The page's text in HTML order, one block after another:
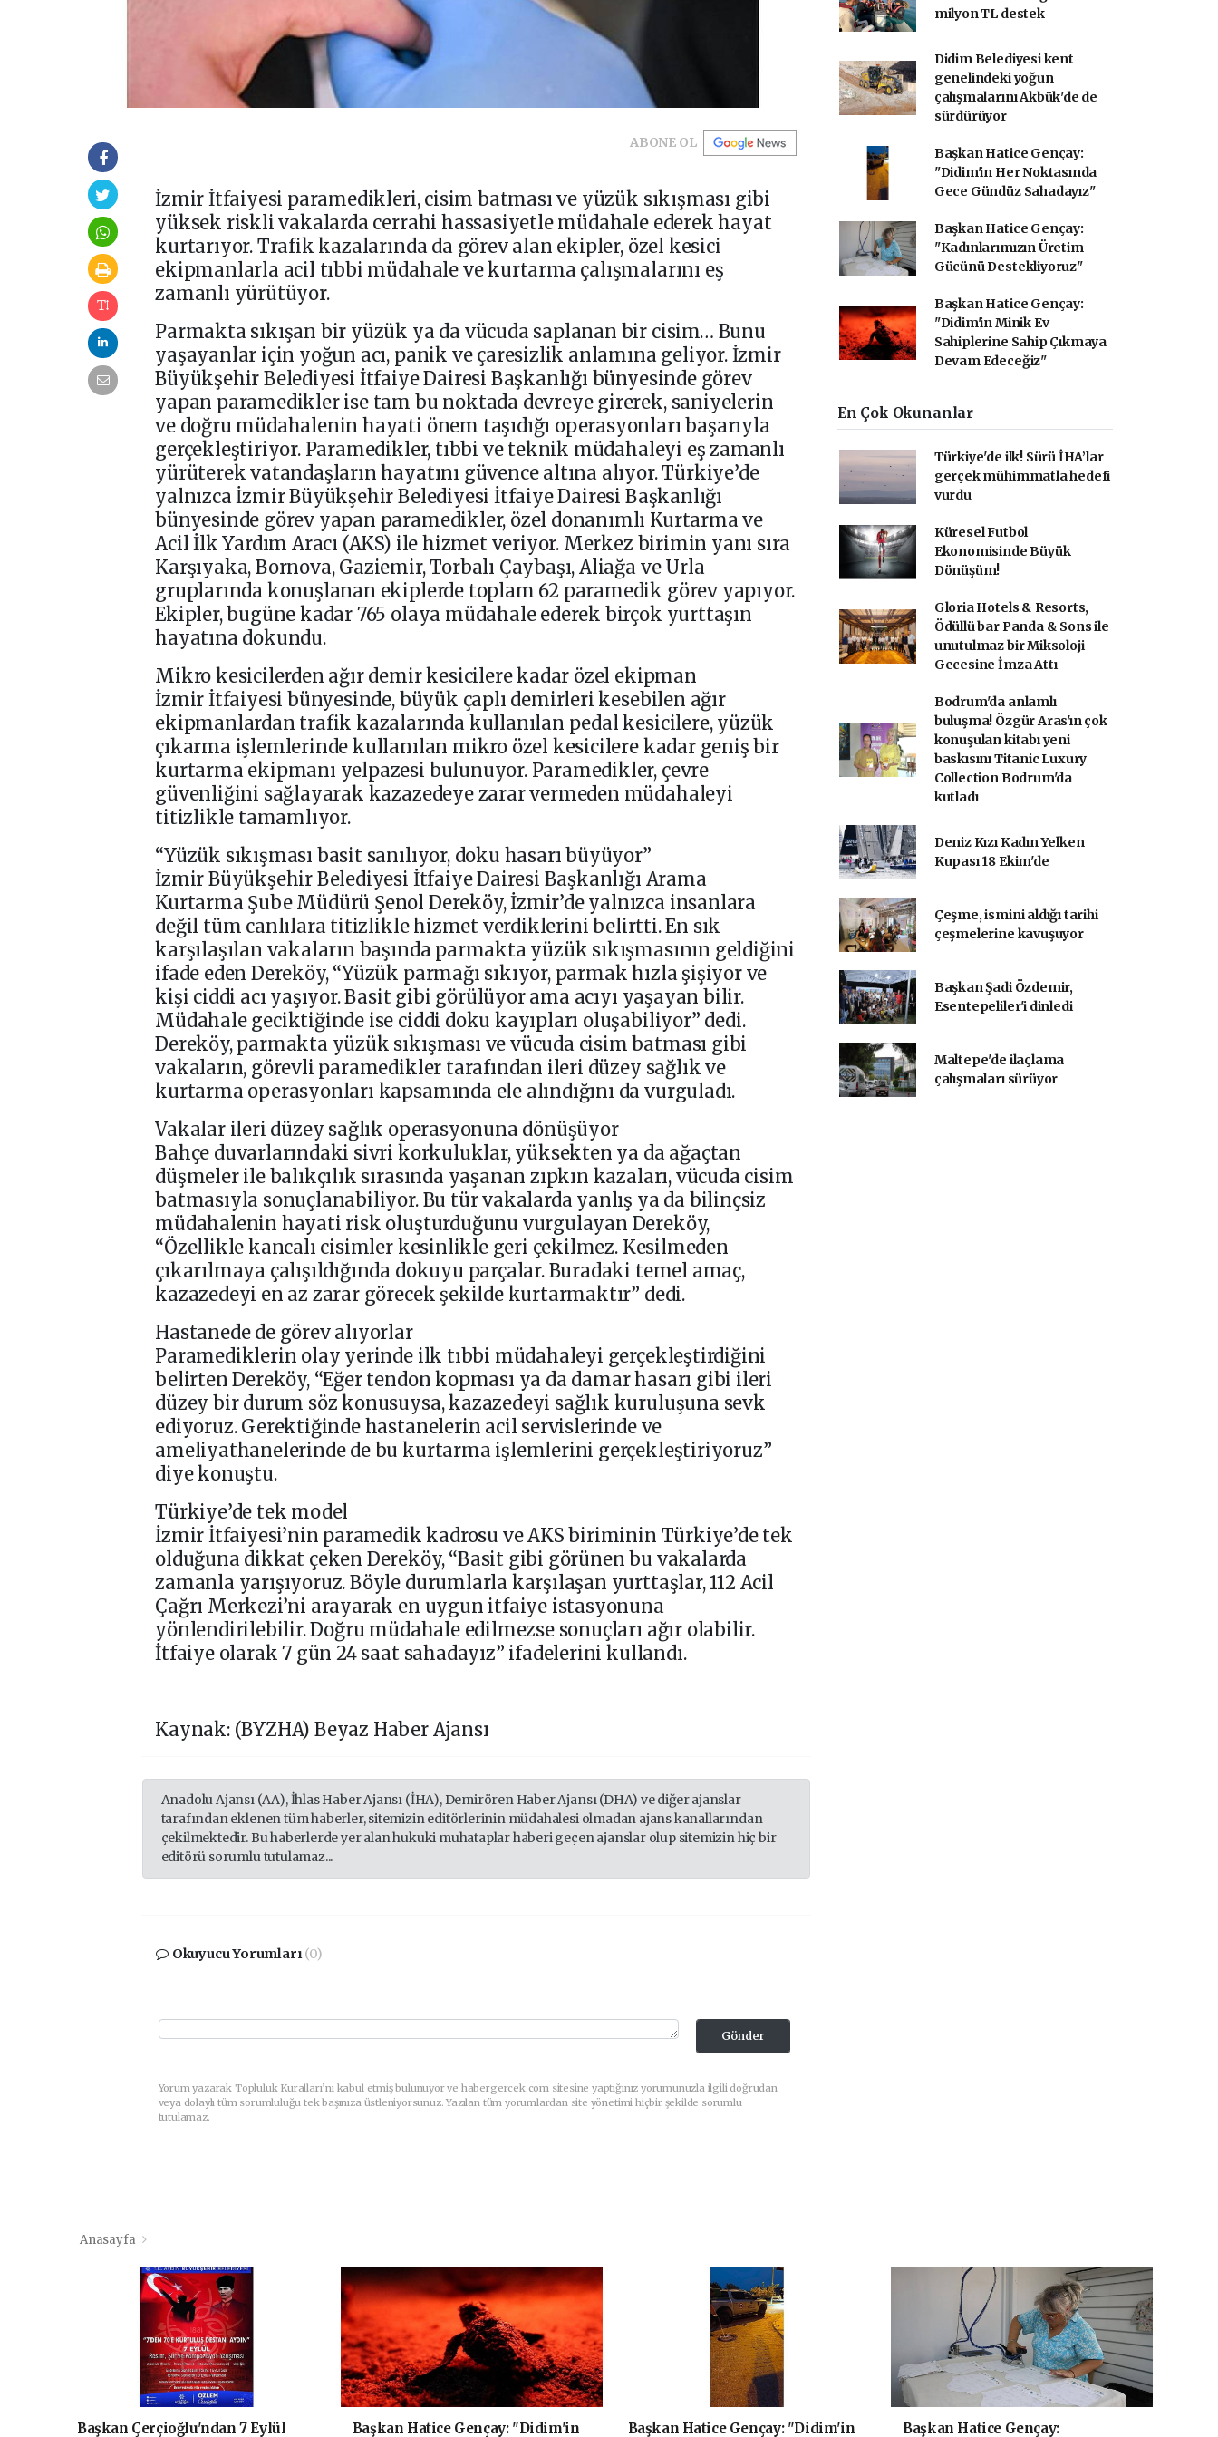
ABONE OL
İzmir İtfaiyesi paramedikleri, cisim batması ve yüzük sıkışması gibi
yüksek riskli vakalarda cerrahi hassasiyetle müdahale ederek hayat
kurtarıyor. Trafik kazalarında da görev alan ekipler, özel kesici
ekipmanlarla acil tıbbi müdahale ve kurtarma çalışmalarını eş
zamanlı yürütüyor.
Parmakta sıkışan bir yüzük ya da vücuda saplanan bir cisim… Bunu
yaşayanlar için yoğun acı, panik ve çaresizlik anlamına geliyor. İzmir
Büyükşehir Belediyesi İtfaiye Dairesi Başkanlığı bünyesinde görev
yapan paramedikler ise tam bu noktada devreye girerek, saniyelerin
ve doğru müdahalenin hayati önem taşıdığı operasyonları başarıyla
gerçekleştiriyor. Paramedikler, tıbbi ve teknik müdahaleyi eş zamanlı
yürüterek vatandaşların hayatını güvence altına alıyor. Türkiye’de
yalnızca İzmir Büyükşehir Belediyesi İtfaiye Dairesi Başkanlığı
bünyesinde görev yapan paramedikler, özel donanımlı Kurtarma ve
Acil İlk Yardım Aracı (AKS) ile hizmet veriyor. Merkez birimin yanı sıra
Karşıyaka, Bornova, Gaziemir, Torbalı Çaybaşı, Aliağa ve Urla
gruplarında konuşlanan ekiplerde toplam 62 paramedik görev yapıyor.
Ekipler, bugüne kadar 765 olaya müdahale ederek birçok yurttaşın
hayatına dokundu.
Mikro kesicilerden ağır demir kesicilere kadar özel ekipman
İzmir İtfaiyesi bünyesinde, büyük çaplı demirleri kesebilen ağır
ekipmanlardan trafik kazalarında kullanılan pedal kesicilere, yüzük
çıkarma işlemlerinde kullanılan mikro özel kesicilere kadar geniş bir
kurtarma ekipmanı yelpazesi bulunuyor. Paramedikler, çevre
güvenliğini sağlayarak kazazedeye zarar vermeden müdahaleyi
titizlikle tamamlıyor.
“Yüzük sıkışması basit sanılıyor, doku hasarı büyüyor”
İzmir Büyükşehir Belediyesi İtfaiye Dairesi Başkanlığı Arama
Kurtarma Şube Müdürü Şenol Dereköy, İzmir’de yalnızca insanlara
değil tüm canlılara titizlikle hizmet verdiklerini belirtti. En sık
karşılaşılan vakaların başında parmakta yüzük sıkışmasının geldiğini
ifade eden Dereköy, “Yüzük parmağı sıkıyor, parmak hızla şişiyor ve
kişi ciddi acı yaşıyor. Basit gibi görülüyor ama acıyı yaşayan bilir.
Müdahale geciktiğinde ise ciddi doku kayıpları oluşabiliyor” dedi.
Dereköy, parmakta yüzük sıkışması ve vücuda cisim batması gibi
vakaların, görevli paramedikler tarafından ileri düzey sağlık ve
kurtarma operasyonları kapsamında ele alındığını da vurguladı.
Vakalar ileri düzey sağlık operasyonuna dönüşüyor
Bahçe duvarlarındaki sivri korkuluklar, yüksekten ya da ağaçtan
düşmeler ile balıkçılık sırasında yaşanan zıpkın kazaları, vücuda cisim
batmasıyla sonuçlanabiliyor. Bu tür vakalarda yanlış ya da bilinçsiz
müdahalenin hayati risk oluşturduğunu vurgulayan Dereköy,
“Özellikle kancalı cisimler kesinlikle geri çekilmez. Kesilmeden
çıkarılmaya çalışıldığında dokuyu parçalar. Buradaki temel amaç,
kazazedeyi en az zarar görecek şekilde kurtarmaktır” dedi.
Hastanede de görev alıyorlar
Paramediklerin olay yerinde ilk tıbbi müdahaleyi gerçekleştirdiğini
belirten Dereköy, “Eğer tendon kopması ya da damar hasarı gibi ileri
düzey bir durum söz konusuysa, kazazedeyi sağlık kuruluşuna sevk
ediyoruz. Gerektiğinde hastanelerin acil servislerinde ve
ameliyathanelerinde de bu kurtarma işlemlerini gerçekleştiriyoruz”
diye konuştu.
Türkiye’de tek model
İzmir İtfaiyesi’nin paramedik kadrosu ve AKS biriminin Türkiye’de tek
olduğuna dikkat çeken Dereköy, “Basit gibi görünen bu vakalarda
zamanla yarışıyoruz. Böyle durumlarla karşılaşan yurttaşlar, 112 Acil
Çağrı Merkezi’ni arayarak en uygun itfaiye istasyonuna
yönlendirilebilir. Doğru müdahale edilmezse sonuçları ağır olabilir.
İtfaiye olarak 7 gün 24 saat sahadayız” ifadelerini kullandı.
Kaynak: (BYZHA) Beyaz Haber Ajansı
Anadolu Ajansı (AA), İhlas Haber Ajansı (İHA), Demirören Haber Ajansı (DHA) ve diğer ajanslar
tarafından eklenen tüm haberler, sitemizin editörlerinin müdahalesi olmadan ajans kanallarından
çekilmektedir. Bu haberlerde yer alan hukuki muhataplar haberi geçen ajanslar olup sitemizin hiç bir
editörü sorumlu tutulamaz...
Okuyucu Yorumları(0)
Gönder
Yorum yazarak Topluluk Kuralları’nı kabul etmiş bulunuyor ve habergercek.com sitesine yaptığınız yorumunuzla ilgili doğrudan
veya dolaylı tüm sorumluluğu tek başınıza üstleniyorsunuz. Yazılan tüm yorumlardan site yönetimi hiçbir şekilde sorumlu
tutulamaz.
milyon TL destek
Didim Belediyesi kent
genelindeki yoğun
çalışmalarını Akbük'de de
sürdürüyor
Başkan Hatice Gençay:
"Didim'in Her Noktasında
Gece Gündüz Sahadayız"
Başkan Hatice Gençay:
"Kadınlarımızın Üretim
Gücünü Destekliyoruz"
Başkan Hatice Gençay:
"Didim'in Minik Ev
Sahiplerine Sahip Çıkmaya
Devam Edeceğiz"
En Çok Okunanlar
Türkiye'de ilk! Sürü İHA’lar
gerçek mühimmatla hedefi
vurdu
Küresel Futbol
Ekonomisinde Büyük
Dönüşüm!
Gloria Hotels & Resorts,
Ödüllü bar Panda & Sons ile
unutulmaz bir Miksoloji
Gecesine İmza Attı
Bodrum'da anlamlı
buluşma! Özgür Aras'ın çok
konuşulan kitabı yeni
baskısını Titanic Luxury
Collection Bodrum'da
kutladı
Deniz Kızı Kadın Yelken
Kupası 18 Ekim'de
Çeşme, ismini aldığı tarihi
çeşmelerine kavuşuyor
Başkan Şadi Özdemir,
Esentepeliler'i dinledi
Maltepe'de ilaçlama
çalışmaları sürüyor
Anasayfa
Başkan Çerçioğlu'ndan 7 Eylül Başkan Hatice Gençay: "Didim'in Başkan Hatice Gençay: "Didim'in Başkan Hatice Gençay: